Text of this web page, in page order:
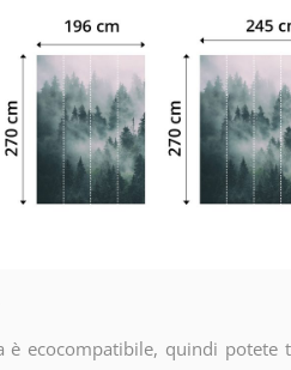
è ecocompatibile, quindi